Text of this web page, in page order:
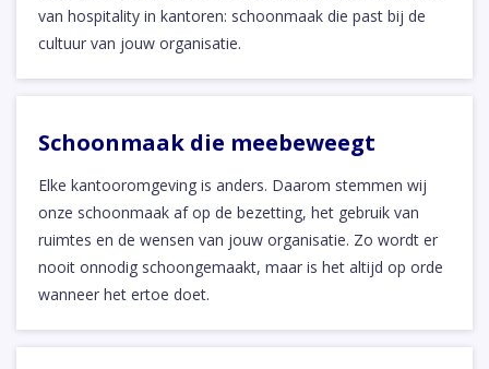
van hospitality in kantoren: schoonmaak die past bij de
cultuur van jouw organisatie.
Schoonmaak die meebeweegt
Elke kantooromgeving is anders. Daarom stemmen wij
onze schoonmaak af op de bezetting, het gebruik van
ruimtes en de wensen van jouw organisatie. Zo wordt er
nooit onnodig schoongemaakt, maar is het altijd op orde
wanneer het ertoe doet.